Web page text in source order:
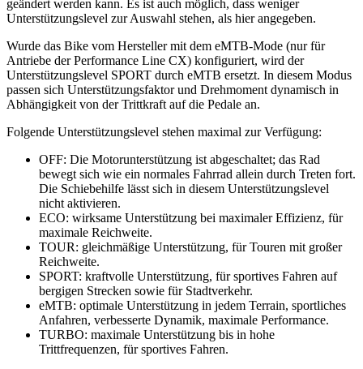
geändert werden kann. Es ist auch möglich, dass weniger
Unterstützungslevel zur Auswahl stehen, als hier angegeben.
Wurde das Bike vom Hersteller mit dem eMTB-Mode (nur für
Antriebe der Performance Line CX) konfiguriert, wird der
Unterstützungslevel SPORT durch eMTB ersetzt. In diesem Modus
passen sich Unterstützungsfaktor und Drehmoment dynamisch in
Abhängigkeit von der Trittkraft auf die Pedale an.
Folgende Unterstützungslevel stehen maximal zur Verfügung:
OFF: Die Motorunterstützung ist abgeschaltet; das Rad
bewegt sich wie ein normales Fahrrad allein durch Treten fort.
Die Schiebehilfe lässt sich in diesem Unterstützungslevel
nicht aktivieren.
ECO: wirksame Unterstützung bei maximaler Effizienz, für
maximale Reichweite.
TOUR: gleichmäßige Unterstützung, für Touren mit großer
Reichweite.
SPORT: kraftvolle Unterstützung, für sportives Fahren auf
bergigen Strecken sowie für Stadtverkehr.
eMTB: optimale Unterstützung in jedem Terrain, sportliches
Anfahren, verbesserte Dynamik, maximale Performance.
TURBO: maximale Unterstützung bis in hohe
Trittfrequenzen, für sportives Fahren.